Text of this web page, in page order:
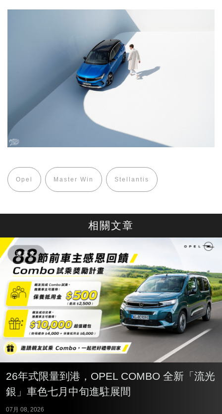
Opel Master Win Stellantis
相關文章
速度文
26年式限量到港，OPEL COMBO 全新「流光
銀」車色七月中旬進駐展間
07月 08, 2026